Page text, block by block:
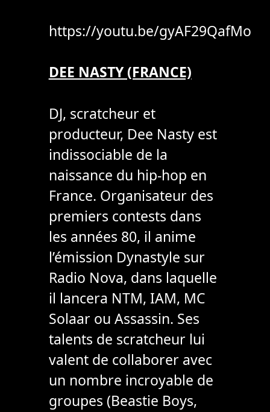
https://youtu.be/gyAF29QafMo
DEE NASTY (FRANCE)
DJ, scratcheur et
producteur, Dee Nasty est
indissociable de la
naissance du hip-hop en
France. Organisateur des
premiers contests dans
les années 80, il anime
l’émission Dynastyle sur
Radio Nova, dans laquelle
il lancera NTM, IAM, MC
Solaar ou Assassin. Ses
talents de scratcheur lui
valent de collaborer avec
un nombre incroyable de
groupes (Beastie Boys,